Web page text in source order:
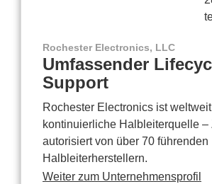
Rochester Electronics, LLC
Umfassender
Support
Rochester Electronics ist
kontinuierliche Halbleiterquelle –
autorisiert von über 70 führenden
Halbleiterherstellern.
Weiter zum Unternehmensprofil